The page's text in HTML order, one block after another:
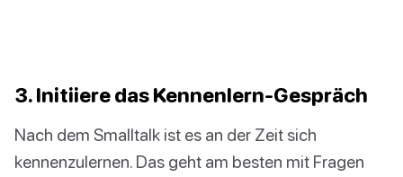
3. Initiiere das Kennenlern-Gespräch
Nach dem Smalltalk ist es an der Zeit sich
kennenzulernen. Das geht am besten mit Fragen